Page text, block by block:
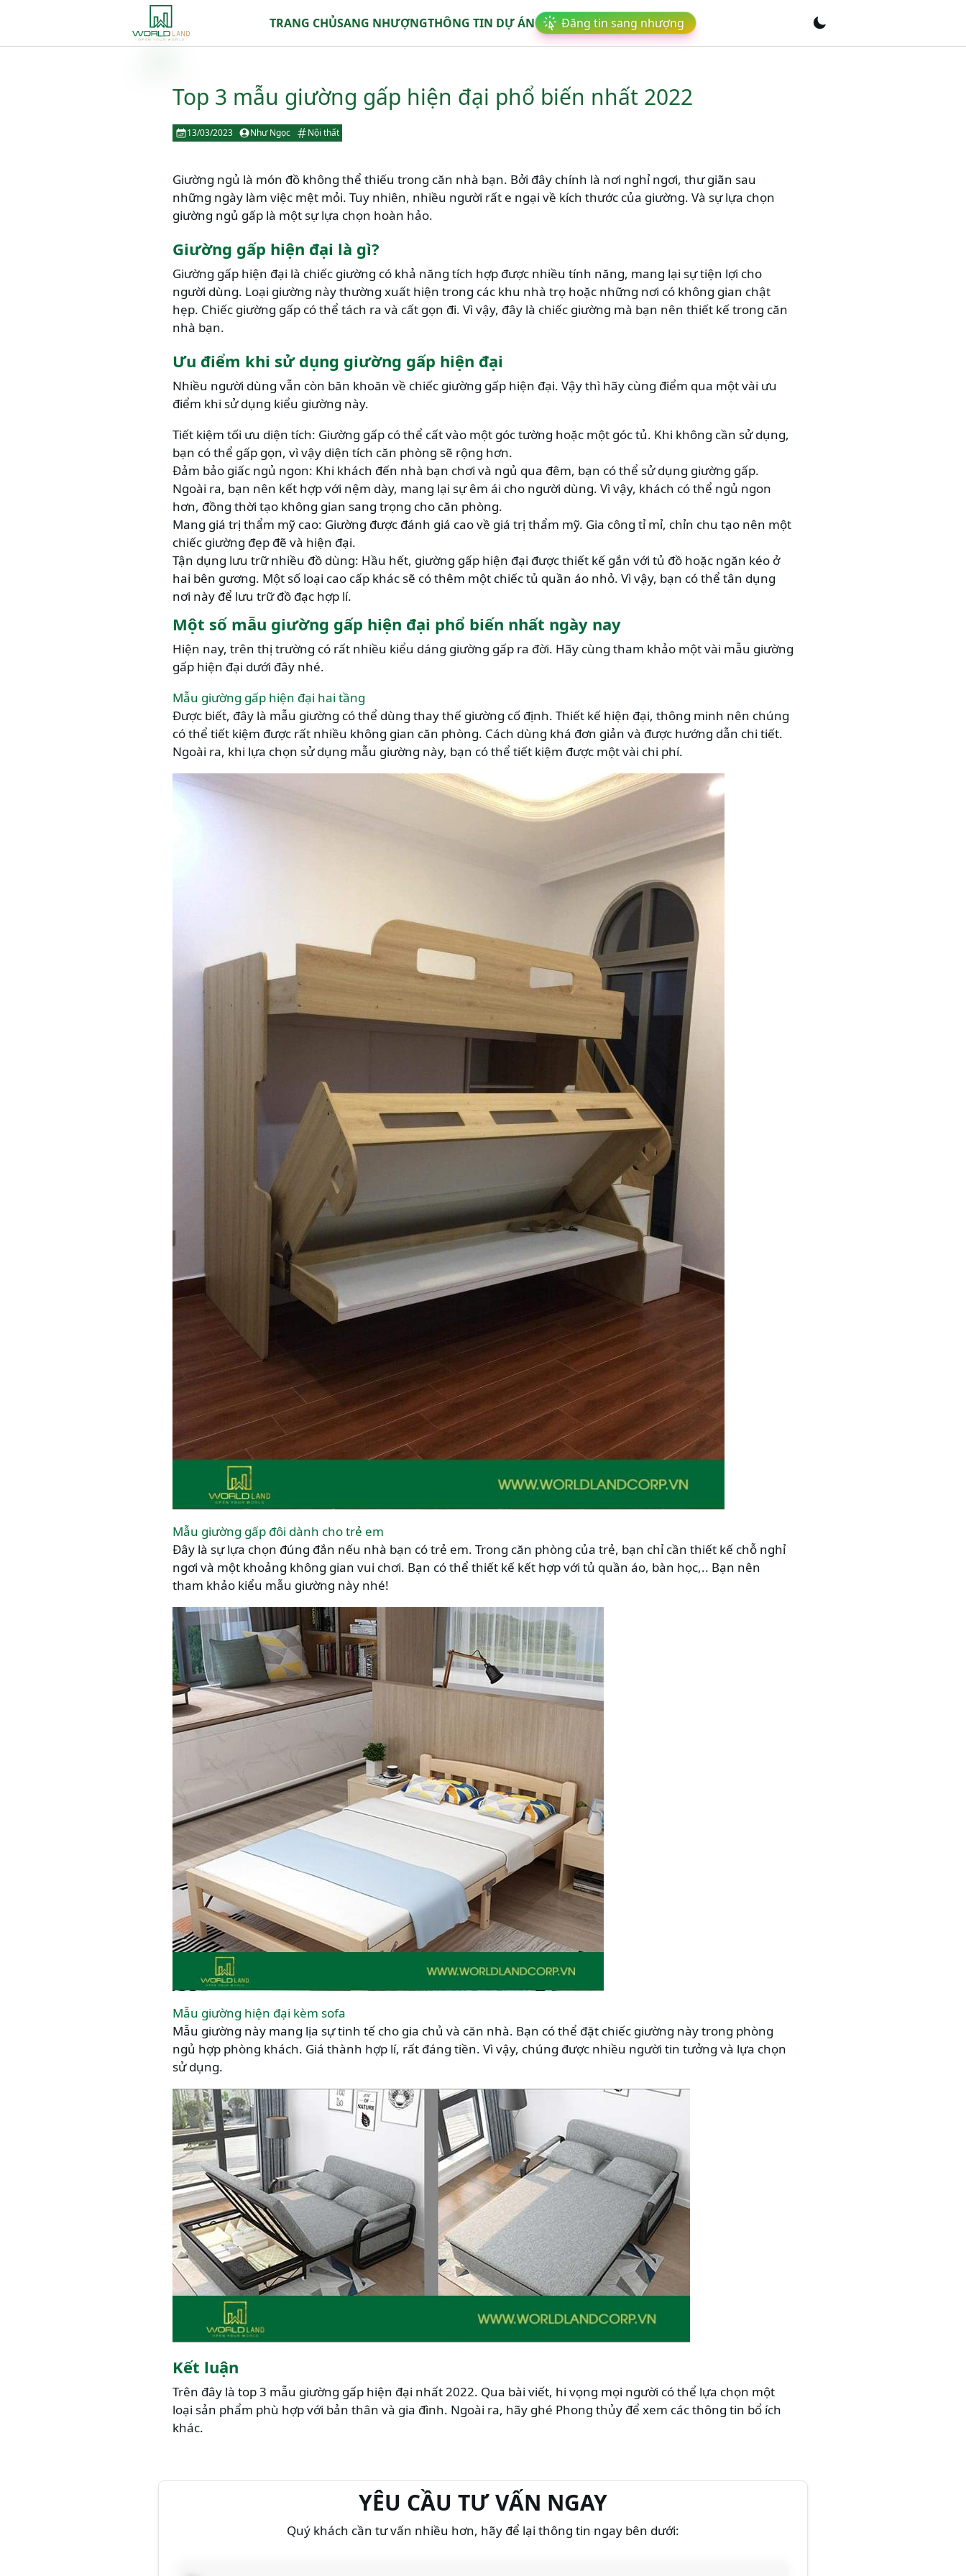
TRANG CHỦSANG NHƯỢNGTHÔNG TIN DỰ ÁN Đăng tin sang nhượng
Top 3 mẫu giường gấp hiện đại phổ biến nhất 2022
13/03/2023 Như Ngọc Nội thất
Giường ngủ là món đồ không thể thiếu trong căn nhà bạn. Bởi đây chính là nơi nghỉ ngơi, thư giãn sau
những ngày làm việc mệt mỏi. Tuy nhiên, nhiều người rất e ngại về kích thước của giường. Và sự lựa chọn
giường ngủ gấp là một sự lựa chọn hoàn hảo.
Giường gấp hiện đại là gì?
Giường gấp hiện đại là chiếc giường có khả năng tích hợp được nhiều tính năng, mang lại sự tiện lợi cho
người dùng. Loại giường này thường xuất hiện trong các khu nhà trọ hoặc những nơi có không gian chật
hẹp. Chiếc giường gấp có thể tách ra và cất gọn đi. Vì vậy, đây là chiếc giường mà bạn nên thiết kế trong căn
nhà bạn.
Ưu điểm khi sử dụng giường gấp hiện đại
Nhiều người dùng vẫn còn băn khoăn về chiếc giường gấp hiện đại. Vậy thì hãy cùng điểm qua một vài ưu
điểm khi sử dụng kiểu giường này.
Tiết kiệm tối ưu diện tích: Giường gấp có thể cất vào một góc tường hoặc một góc tủ. Khi không cần sử dụng,
bạn có thể gấp gọn, vì vậy diện tích căn phòng sẽ rộng hơn.
Đảm bảo giấc ngủ ngon: Khi khách đến nhà bạn chơi và ngủ qua đêm, bạn có thể sử dụng giường gấp.
Ngoài ra, bạn nên kết hợp với nệm dày, mang lại sự êm ái cho người dùng. Vì vậy, khách có thể ngủ ngon
hơn, đồng thời tạo không gian sang trọng cho căn phòng.
Mang giá trị thẩm mỹ cao: Giường được đánh giá cao về giá trị thẩm mỹ. Gia công tỉ mỉ, chỉn chu tạo nên một
chiếc giường đẹp đẽ và hiện đại.
Tận dụng lưu trữ nhiều đồ dùng: Hầu hết, giường gấp hiện đại được thiết kế gắn với tủ đồ hoặc ngăn kéo ở
hai bên gương. Một số loại cao cấp khác sẽ có thêm một chiếc tủ quần áo nhỏ. Vì vậy, bạn có thể tân dụng
nơi này để lưu trữ đồ đạc hợp lí.
Một số mẫu giường gấp hiện đại phổ biến nhất ngày nay
Hiện nay, trên thị trường có rất nhiều kiểu dáng giường gấp ra đời. Hãy cùng tham khảo một vài mẫu giường
gấp hiện đại dưới đây nhé.
Mẫu giường gấp hiện đại hai tầng
Được biết, đây là mẫu giường có thể dùng thay thế giường cố định. Thiết kế hiện đại, thông minh nên chúng
có thể tiết kiệm được rất nhiều không gian căn phòng. Cách dùng khá đơn giản và được hướng dẫn chi tiết.
Ngoài ra, khi lựa chọn sử dụng mẫu giường này, bạn có thể tiết kiệm được một vài chi phí.
Mẫu giường gấp đôi dành cho trẻ em
Đây là sự lựa chọn đúng đắn nếu nhà bạn có trẻ em. Trong căn phòng của trẻ, bạn chỉ cần thiết kế chỗ nghỉ
ngơi và một khoảng không gian vui chơi. Bạn có thể thiết kế kết hợp với tủ quần áo, bàn học,.. Bạn nên
tham khảo kiểu mẫu giường này nhé!
Mẫu giường hiện đại kèm sofa
Mẫu giường này mang lịa sự tinh tế cho gia chủ và căn nhà. Bạn có thể đặt chiếc giường này trong phòng
ngủ hợp phòng khách. Giá thành hợp lí, rất đáng tiền. Vì vậy, chúng được nhiều người tin tưởng và lựa chọn
sử dụng.
Kết luận
Trên đây là top 3 mẫu giường gấp hiện đại nhất 2022. Qua bài viết, hi vọng mọi người có thể lựa chọn một
loại sản phẩm phù hợp với bản thân và gia đình. Ngoài ra, hãy ghé Phong thủy để xem các thông tin bổ ích
khác.
YÊU CẦU TƯ VẤN NGAY
Quý khách cần tư vấn nhiều hơn, hãy để lại thông tin ngay bên dưới: